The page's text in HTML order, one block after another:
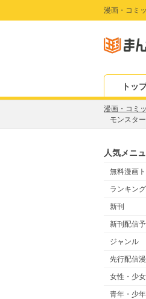
漫画・コミ
トッ
漫画・コミ
モンスタ
人気メニ
無料漫画
ランキング
新刊
新刊配信
ジャンル
先行配信
女性・少
青年・少